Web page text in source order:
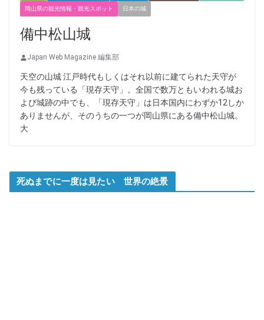
岡山県の観光情報・観光スポット 日本の城
備中松山城
Japan Web Magazine 編集部
天空の山城 江戸時代もしくはそれ以前に建てられた天守が
今も残っている「現存天守」。全国で数万ともいわれる城お
よび城跡の中でも、「現存天守」は日本国内にわずか12しか
ありませんが、そのうちの一つが岡山県にある備中松山城。
大
死ぬまでに一度は見たい 世界の絶景